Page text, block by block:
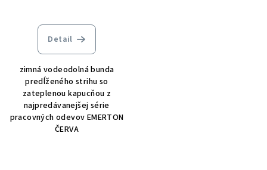
Detail
zimná vodeodolná bunda
predĺženého strihu so
zateplenou kapucňou z
najpredávanejšej série
pracovných odevov EMERTON
ČERVA